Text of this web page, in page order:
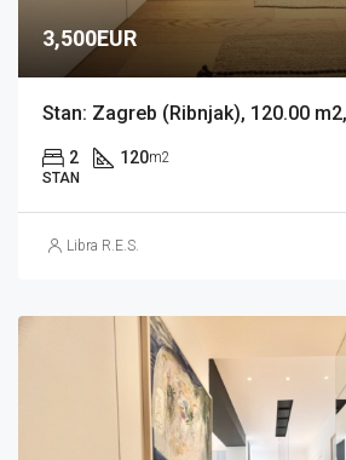
3,500EUR
2 120m2
STAN
Libra R.E.S.